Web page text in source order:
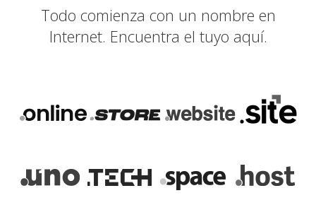
Todo comienza con un nombre en
Internet. Encuentra el tuyo aquí.